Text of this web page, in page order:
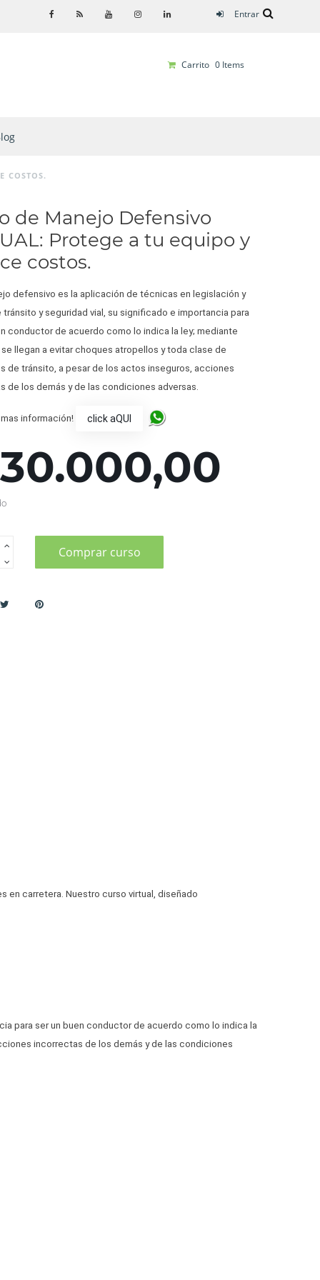
Entrar
Carrito 0 Items
COSTOS.
de Manejo Defensivo
Protege a tu equipo y
costos.
defensivo es la aplicación de técnicas en legislación y
tránsito y seguridad vial, su significado e importancia para
conductor de acuerdo como lo indica la ley; mediante
llegan a evitar choques atropellos y toda clase de
de tránsito, a pesar de los actos inseguros, acciones
de los demás y de las condiciones adversas.
información! click aQUI
Comprar curso
carretera. Nuestro curso virtual, diseñado
para ser un buen conductor de acuerdo como lo indica la
incorrectas de los demás y de las condiciones